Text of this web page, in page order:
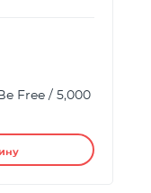
Free / 5,000